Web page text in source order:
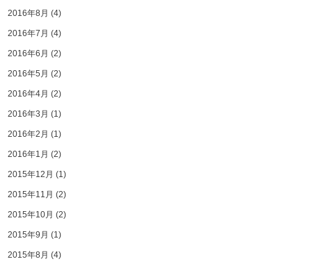
2016年8月 (4)
2016年7月 (4)
2016年6月 (2)
2016年5月 (2)
2016年4月 (2)
2016年3月 (1)
2016年2月 (1)
2016年1月 (2)
2015年12月 (1)
2015年11月 (2)
2015年10月 (2)
2015年9月 (1)
2015年8月 (4)